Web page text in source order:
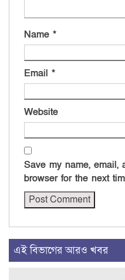
Name *
Email *
Website
Save my name, email,
browser for the next
এই বিভাগের আরও খবর